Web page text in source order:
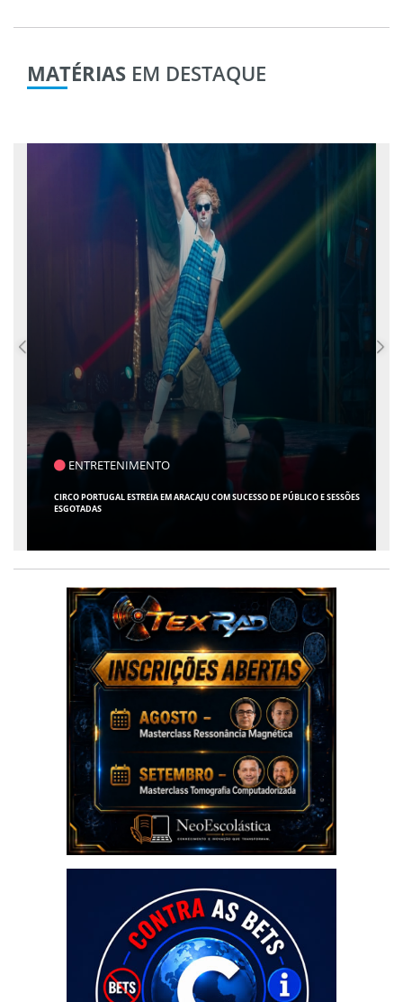
MATÉRIAS EM DESTAQUE
POLÍTICA
NOVA PESQUISA MOSTRA FÁBIO MITIDIERI EM PRIMEIRO LUGAR NA DISPUTA
PELO GOVERNO DO ESTADO